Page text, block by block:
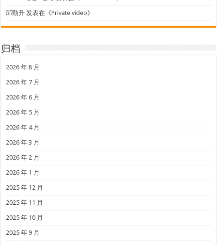
邱勁升 发表在《Private video》
归档
2026 年 8 月
2026 年 7 月
2026 年 6 月
2026 年 5 月
2026 年 4 月
2026 年 3 月
2026 年 2 月
2026 年 1 月
2025 年 12 月
2025 年 11 月
2025 年 10 月
2025 年 9 月